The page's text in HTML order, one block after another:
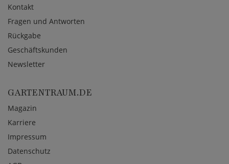
Kontakt
Fragen und Antworten
Rückgabe
Geschäftskunden
Newsletter
GARTENTRAUM.DE
Magazin
Karriere
Impressum
Datenschutz